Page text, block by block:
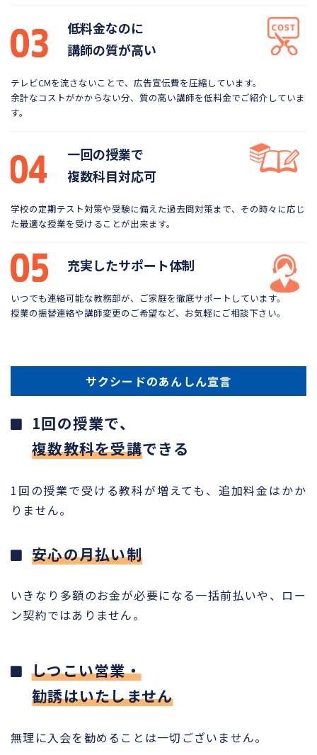
低料金なのに
講師の質が高い
テレビCMを流さないことで、広告宣伝費を圧縮しています。
余計なコストがかからない分、質の高い講師を低料金でご紹介していま
す。
一回の授業で
複数科目対応可
学校の定期テスト対策や受験に備えた過去問対策まで、 その時々に応じ
た最適な授業を受けることが出来ます。
充実したサポート体制
いつでも連絡可能な教務部が、ご家庭を徹底サポートしています。
授業の振替連絡や講師変更のご希望など、お気軽にご相談下さい。
サクシードのあんしん宣言
1回の授業で、
複数教科を受講できる
1回の授業で受ける教科が増えても、追加料金はかか
りません。
安心の月払い制
いきなり多額のお金が必要になる一括前払いや、ロー
ン契約ではありません。
しつこい営業・
勧誘はいたしません
無理に入会を勧めることは一切ございません。